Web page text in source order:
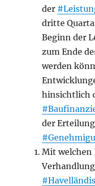
der
dritte
Beginn der
zum Ende
werden
hinsichtlich
der
Mit welchen